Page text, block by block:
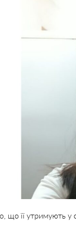
що її утримують у